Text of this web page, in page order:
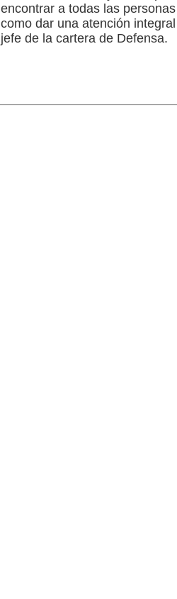
encontrar a todas las
como dar una atención
jefe de la cartera de Defensa.